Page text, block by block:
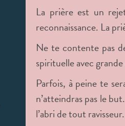
La prière est un
reconnaissance. La
Ne te contente pas
spirituelle avec
Parfois, à peine te
n’atteindras pas le
l’abri de tout ravisseur.